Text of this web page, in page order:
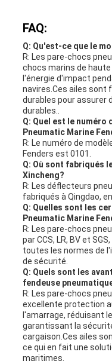
FAQ:
Q: Qu'est-ce que le
R: Les pare-chocs
chocs marins de
l'énergie d'impact
navires.Ces ailes sont
durables pour assurer
durables..
Q: Quel est le numéro
Pneumatic Marine
R: Le numéro de
Fenders est 0101.
Q: Où sont fabriqués
Xincheng?
R: Les déflecteurs
fabriqués à Qingdao,
Q: Quelles sont les
Pneumatic Marine
R: Les pare-chocs
par CCS, LR, BV et
toutes les normes de
de sécurité.
Q: Quels sont les
fendeuse
R: Les pare-chocs
excellente protection
l'amarrage, réduisant
garantissant la
cargaison.Ces ailes
ce qui en fait une
maritimes.